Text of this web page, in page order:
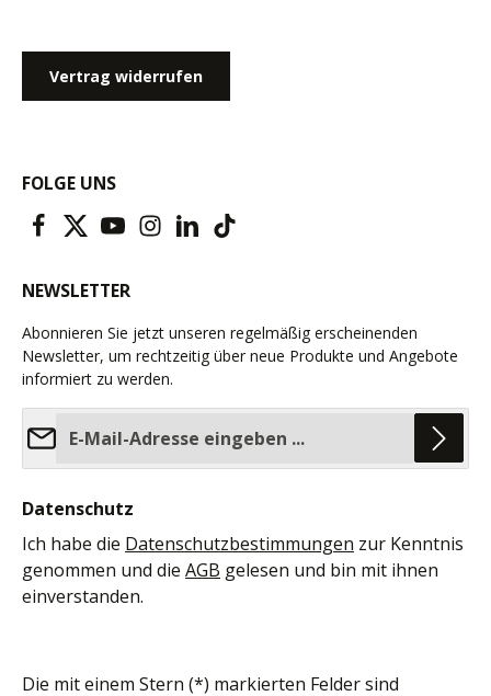
Vertrag widerrufen
FOLGE UNS
NEWSLETTER
Abonnieren Sie jetzt unseren regelmäßig erscheinenden
Newsletter, um rechtzeitig über neue Produkte und Angebote
informiert zu werden.
Datenschutz
Ich habe die Datenschutzbestimmungen zur Kenntnis
genommen und die AGB gelesen und bin mit ihnen
einverstanden.
Die mit einem Stern (*) markierten Felder sind